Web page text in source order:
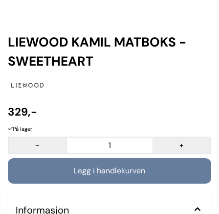
LIEWOOD KAMIL MATBOKS -
SWEETHEART
329,-
På lager
- +
Informasjon